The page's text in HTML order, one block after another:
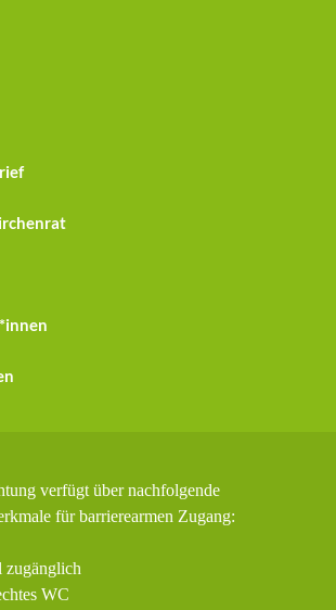
verfügt über nachfolgende
für barrierearmen Zugang:
WC